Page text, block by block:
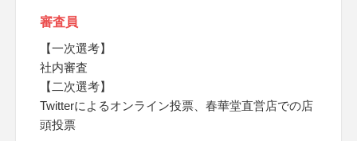
審査員
【一次選考】
社内審査
【二次選考】
Twitterによるオンライン投票、春華堂直営店での店
頭投票